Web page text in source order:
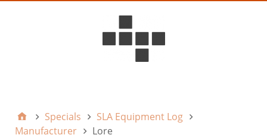
Specials
SLA Equipment Log
Manufacturer
Lore